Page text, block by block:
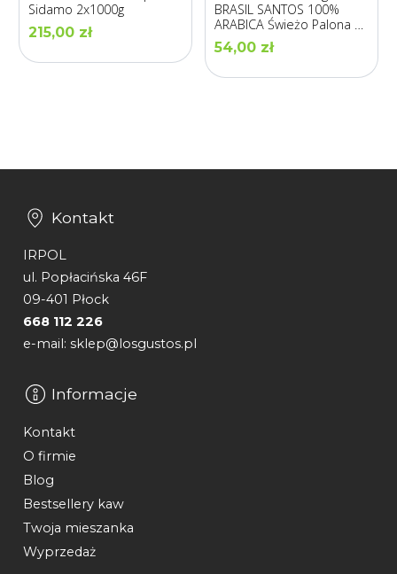
Sidamo 2x1000g
215,00 zł
BRASIL SANTOS 100%
ARABICA Świeżo Palona –
LOS GUSTOS
54,00 zł
Kontakt
IRPOL
ul. Popłacińska 46F
09-401 Płock
668 112 226
e-mail: sklep@losgustos.pl
Informacje
Kontakt
O firmie
Blog
Bestsellery kaw
Twoja mieszanka
Wyprzedaż